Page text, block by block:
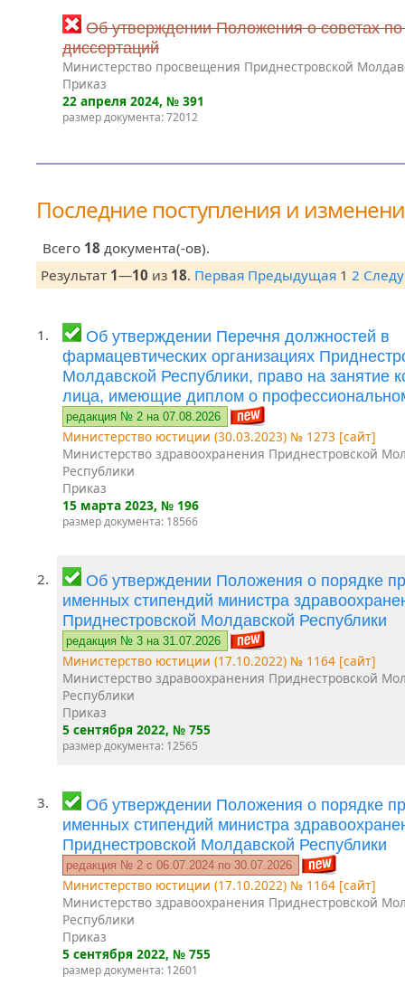
Об утверждении Положения о советах
диссертаций
Министерство просвещения Приднестровской
Приказ
22 апреля 2024, № 391
размер документа: 72012
Последние поступления и
Всего 18 документа(-ов).
Результат 1—10 из 18. Первая Предыдущая 1 2
1.
Об утверждении Перечня должностей в
фармацевтических организациях
Молдавской Республики, право на занятие
лица, имеющие диплом о
редакция № 2 на 07.08.2026
Министерство юстиции (30.03.2023) № 1273 [сайт]
Министерство здравоохранения Приднестровской
Республики
Приказ
15 марта 2023, № 196
размер документа: 18566
2.
Об утверждении Положения о порядке
именных стипендий министра
Приднестровской Молдавской Республики
редакция № 3 на 31.07.2026
Министерство юстиции (17.10.2022) № 1164 [сайт]
Министерство здравоохранения Приднестровской
Республики
Приказ
5 сентября 2022, № 755
размер документа: 12565
3.
Об утверждении Положения о порядке
именных стипендий министра
Приднестровской Молдавской Республики
редакция № 2 c 06.07.2024 по 30.07.2026
Министерство юстиции (17.10.2022) № 1164 [сайт]
Министерство здравоохранения Приднестровской
Республики
Приказ
5 сентября 2022, № 755
размер документа: 12601